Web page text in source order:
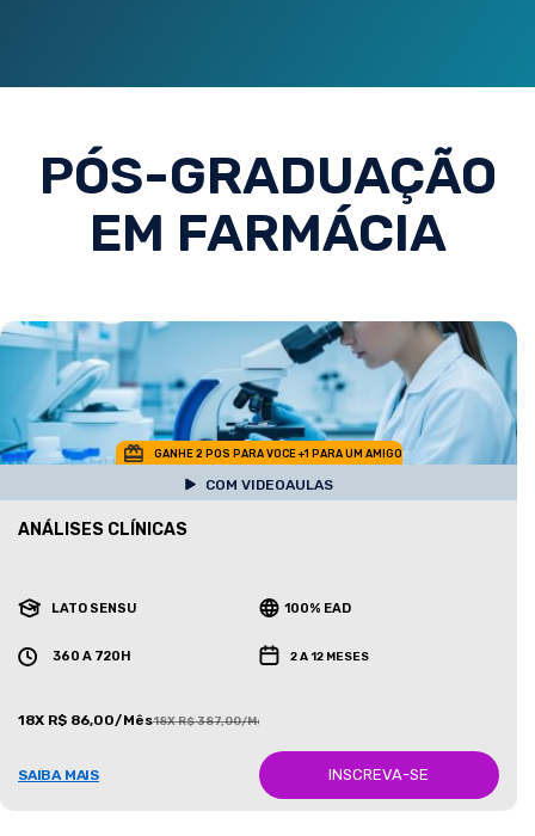
PÓS-GRADUAÇÃO
EM FARMÁCIA
GANHE 2 POS PARA VOCE +1 PARA UM AMIGO
COM VIDEOAULAS
ANÁLISES CLÍNICAS
LATO SENSU 100% EAD
360 A 720H 2 A 12 MESES
18X R$ 86,00/Mês18X R$ 387,00/Mês
SAIBA MAIS INSCREVA-SE